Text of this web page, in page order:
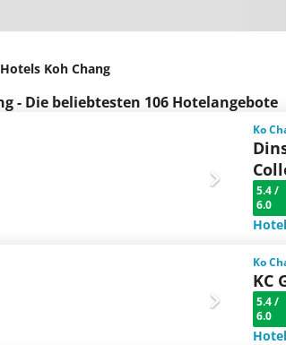
Hotels Koh Chang
- Die beliebtesten 106 Hotelangebote
Ko
5.4/
6.0
Ko
KC
5.4/
6.0